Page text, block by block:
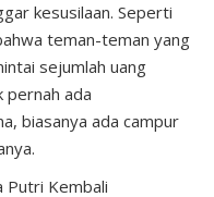
kesusilaan. Seperti
teman-teman yang
sejumlah uang
pernah ada
biasanya ada campur
Putri Kembali